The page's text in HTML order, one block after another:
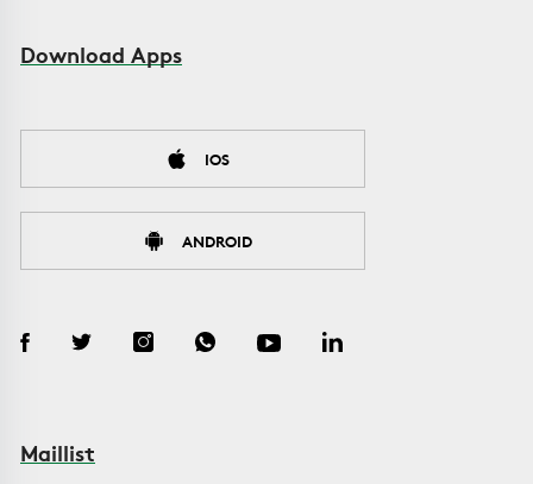
Download Apps
IOS
ANDROID
Maillist